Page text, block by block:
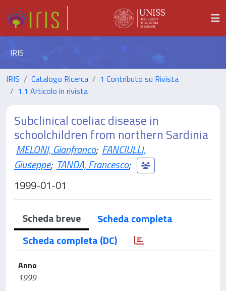
IRIS
IRIS Catalogo Ricerca
1 Contributo su Rivista
1.1 Articolo in rivista
Subclinical coeliac disease in
schoolchildren from northern Sardinia
MELONI, Gianfranco; FANCIULLI,
Giuseppe; TANDA, Francesco;
1999-01-01
Scheda breve
Scheda completa
Scheda completa (DC)
Anno
1999